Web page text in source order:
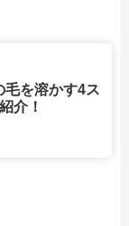
毛を溶かす4ス
介！